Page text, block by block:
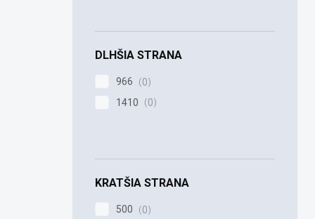
DLHŠIA STRANA
966
0
1410
0
KRATŠIA STRANA
500
0